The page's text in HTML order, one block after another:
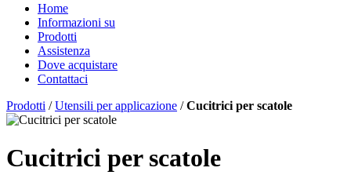
Home
Informazioni su
Prodotti
Assistenza
Dove acquistare
Contattaci
Prodotti /Utensili per applicazione /Cucitrici per scatole
Cucitrici per scatole